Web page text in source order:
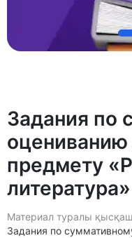
Задания по
оцениванию
предмету
Материал туралы
Задания по